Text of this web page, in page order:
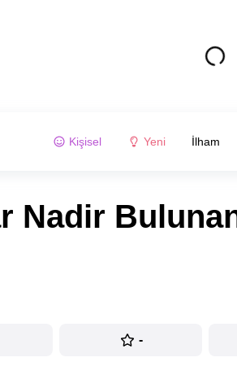
Kişisel Yeni İlham
Nadir
-